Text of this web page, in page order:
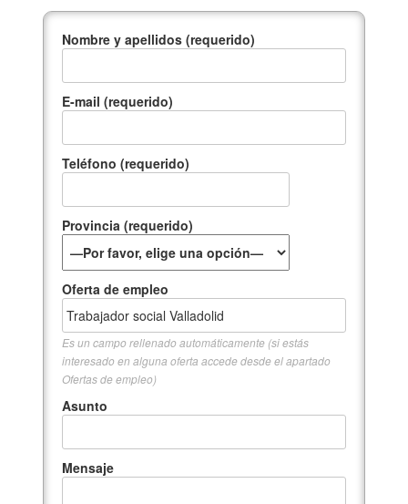
Nombre y apellidos (requerido)
E-mail (requerido)
Teléfono (requerido)
Provincia (requerido)
Oferta de empleo
Es un campo rellenado automáticamente (si estás
interesado en alguna oferta accede desde el apartado
Ofertas de empleo)
Asunto
Mensaje